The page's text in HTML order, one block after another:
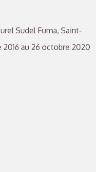
Sudel Fuma, Saint-
2016 au 26 octobre 2020